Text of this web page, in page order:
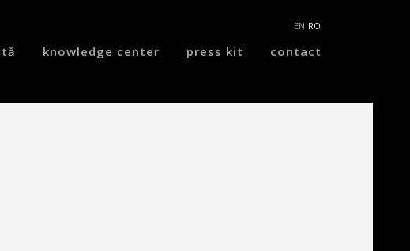
EN RO
knowledge center press kit contact